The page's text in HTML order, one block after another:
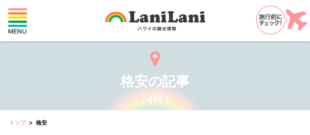
格安の記事
（4件）
トップ 格安